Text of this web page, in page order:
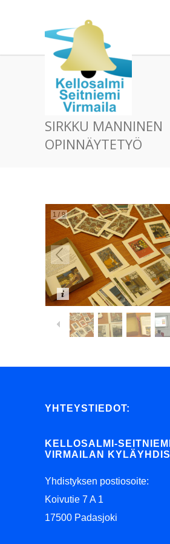
SIRKKU MANNINEN
OPINNÄYTETYÖ
1 / 9
YHTEYSTIEDOT:
KELLOSALMI-
VIRMAILAN
Yhdistyksen postiosoite:
Koivutie 7 A 1
17500 Padasjoki